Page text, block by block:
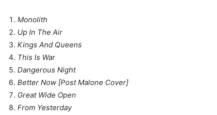
Monolith
Up In The Air
Kings And Queens
This Is War
Dangerous Night
Better Now [Post Malone Cover]
Great Wide Open
From Yesterday